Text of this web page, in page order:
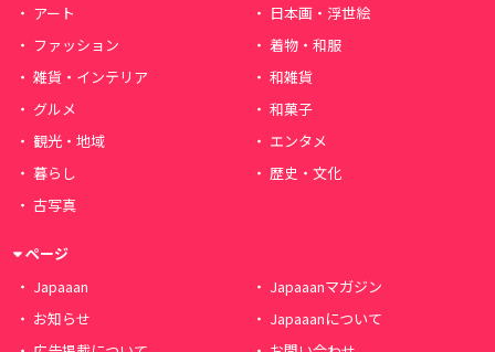
アート
日本画・浮世絵
ファッション
着物・和服
雑貨・インテリア
和雑貨
グルメ
和菓子
観光・地域
エンタメ
暮らし
歴史・文化
古写真
ページ
Japaaan
Japaaanマガジン
お知らせ
Japaaanについて